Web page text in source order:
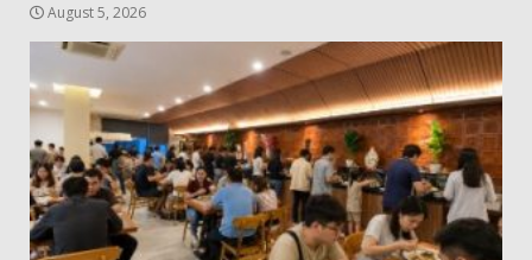
August 5, 2026